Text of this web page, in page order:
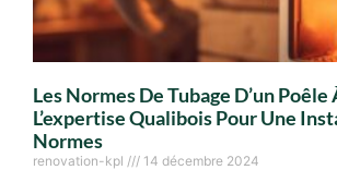
Les Normes De Tubage D’un Poêle
L’expertise Qualibois Pour Une
Normes
renovation-kpl 14 décembre 2024